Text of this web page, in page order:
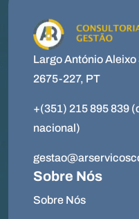
Largo António
2675-227, PT
+(351) 215 895 839
nacional)
Sobre Nós
Sobre Nós